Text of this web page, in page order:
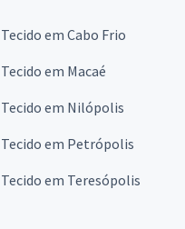
Tecido em Cabo Frio
Tecido em Macaé
Tecido em Nilópolis
Tecido em Petrópolis
Tecido em Teresópolis